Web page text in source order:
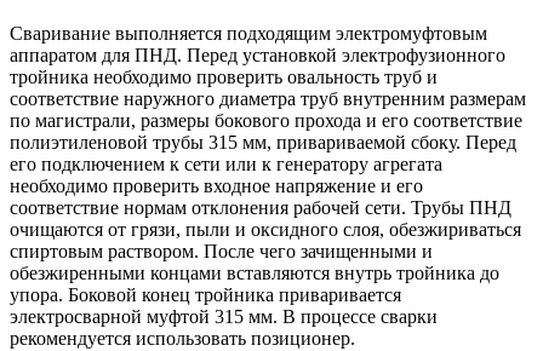
Сваривание выполняется подходящим электромуфтовым
аппаратом для ПНД. Перед установкой электрофузионного
тройника необходимо проверить овальность труб и
соответствие наружного диаметра труб внутренним размерам
по магистрали, размеры бокового прохода и его соответствие
полиэтиленовой трубы 315 мм, привариваемой сбоку. Перед
его подключением к сети или к генератору агрегата
необходимо проверить входное напряжение и его
соответствие нормам отклонения рабочей сети. Трубы ПНД
очищаются от грязи, пыли и оксидного слоя, обезжириваться
спиртовым раствором. После чего зачищенными и
обезжиренными концами вставляются внутрь тройника до
упора. Боковой конец тройника приваривается
электросварной муфтой 315 мм. В процессе сварки
рекомендуется использовать позиционер.